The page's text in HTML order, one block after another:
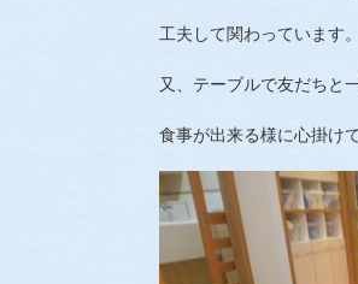
工夫して関わっています。
又、テーブルで友だちと
食事が出来る様に心掛け